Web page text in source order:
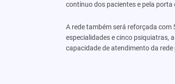
contínuo dos pacientes e pela porta
A rede também será reforçada
especialidades e cinco psiquiatras,
capacidade de atendimento da rede